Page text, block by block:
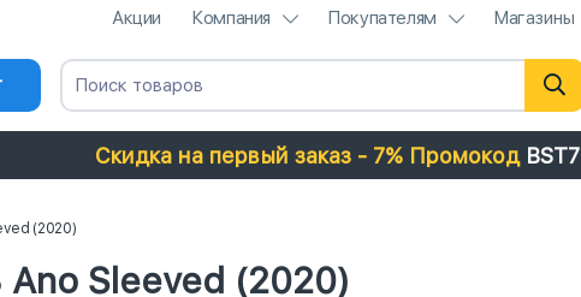
Акции Компания Покупателям Магазины
Скидка на первый заказ - 7% Промокод BST7
(2020)
Sleeved (2020)